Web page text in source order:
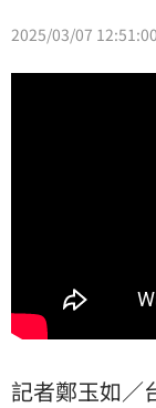
2025/03/07 12:51:00
記者鄭玉如／